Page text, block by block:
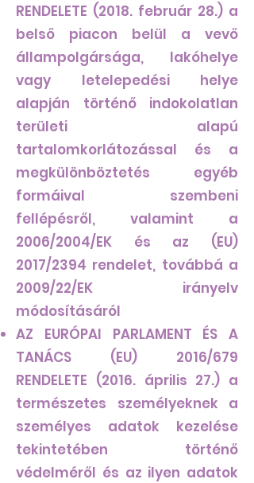
RENDELETE (2018. február 28.) a
belső piacon belül a vevő
állampolgársága, lakóhelye
vagy letelepedési helye
alapján történő indokolatlan
területi alapú
tartalomkorlátozással és a
megkülönböztetés egyéb
formáival szembeni
fellépésről, valamint a
2006/2004/EK és az (EU)
2017/2394 rendelet, továbbá a
2009/22/EK irányelv
módosításáról
AZ EURÓPAI PARLAMENT ÉS A
TANÁCS (EU) 2016/679
RENDELETE (2016. április 27.) a
természetes személyeknek a
személyes adatok kezelése
tekintetében történő
védelméről és az ilyen adatok